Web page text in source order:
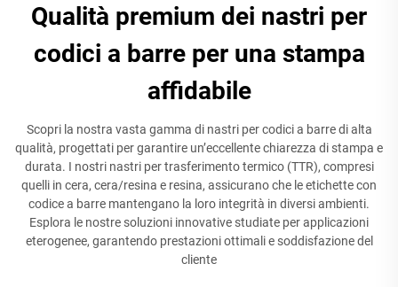
Qualità premium dei nastri per
codici a barre per una stampa
affidabile
Scopri la nostra vasta gamma di nastri per codici a barre di alta
qualità, progettati per garantire un’eccellente chiarezza di stampa e
durata. I nostri nastri per trasferimento termico (TTR), compresi
quelli in cera, cera/resina e resina, assicurano che le etichette con
codice a barre mantengano la loro integrità in diversi ambienti.
Esplora le nostre soluzioni innovative studiate per applicazioni
eterogenee, garantendo prestazioni ottimali e soddisfazione del
cliente